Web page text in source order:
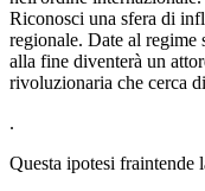
Riconosci una sfera di
regionale. Date al
alla fine diventerà un
rivoluzionaria che cerca
.
Questa ipotesi fraintende